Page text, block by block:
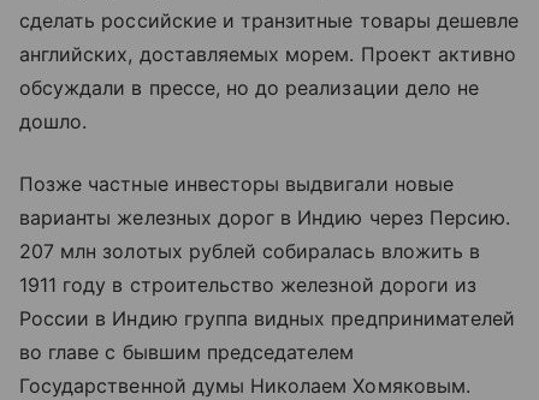
сделать российские и транзитные товары дешевле
английских, доставляемых морем. Проект активно
обсуждали в прессе, но до реализации дело не
дошло.
Позже частные инвесторы выдвигали новые
варианты железных дорог в Индию через Персию.
207 млн золотых рублей собиралась вложить в
1911 году в строительство железной дороги из
России в Индию группа видных предпринимателей
во главе с бывшим председателем
Государственной думы Николаем Хомяковым.